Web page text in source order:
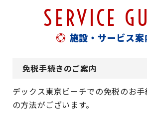
SERVICE
施設・サービス案
免税手続きのご案内
デックス東京ビーチでの免税のお
の方法がございます。